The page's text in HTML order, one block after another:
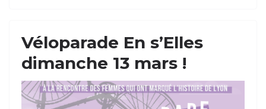
Véloparade En s’Elles
dimanche 13 mars !